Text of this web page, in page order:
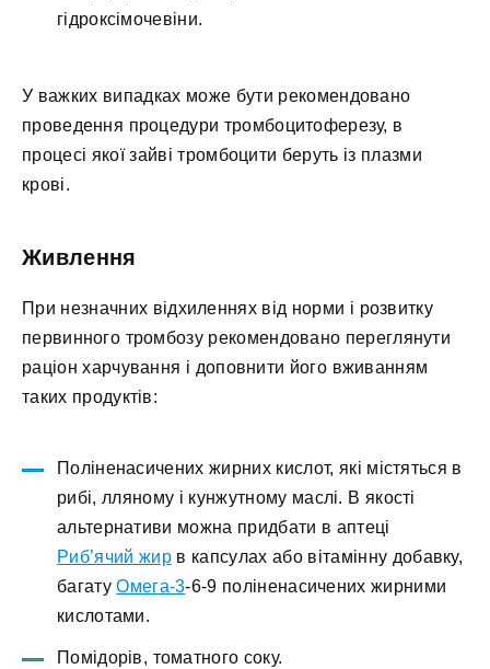
гідроксімочевіни.
У важких випадках може бути рекомендовано
проведення процедури тромбоцитоферезу, в
процесі якої зайві тромбоцити беруть із плазми
крові.
Живлення
При незначних відхиленнях від норми і розвитку
первинного тромбозу рекомендовано переглянути
раціон харчування і доповнити його вживанням
таких продуктів:
Поліненасичених жирних кислот, які містяться в
рибі, лляному і кунжутному маслі. В якості
альтернативи можна придбати в аптеці
Риб’ячий жирв капсулах або вітамінну добавку,
багатуОмега-3-6-9 поліненасичених жирними
кислотами.
Помідорів, томатного соку.